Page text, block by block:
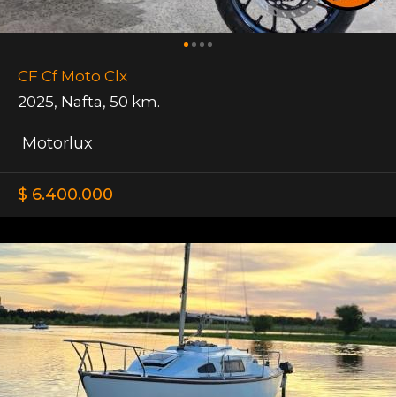
CF Cf Moto Clx
2025, Nafta, 50 km.
Motorlux
$ 6.400.000